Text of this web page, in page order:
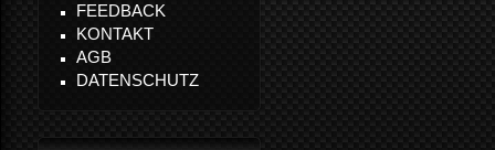
FEEDBACK
KONTAKT
AGB
DATENSCHUTZ